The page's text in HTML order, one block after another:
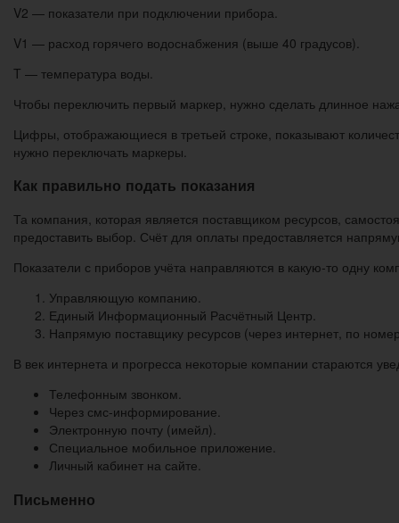
V2 — показатели при подключении прибора.
V1 — расход горячего водоснабжения (выше 40 градусов).
T — температура воды.
Чтобы переключить первый маркер, нужно сделать длинное
Цифры, отображающиеся в третьей строке, показывают
нужно переключать маркеры.
Как правильно подать показания
Та компания, которая является поставщиком ресурсов,
предоставить выбор. Счёт для оплаты предоставляется
Показатели с приборов учёта направляются в какую-то одну
Управляющую компанию.
Единый Информационный Расчётный Центр.
Напрямую поставщику ресурсов (через интернет, по
В век интернета и прогресса некоторые компании стараются
Телефонным звонком.
Через смс-информирование.
Электронную почту (имейл).
Специальное мобильное приложение.
Личный кабинет на сайте.
Письменно